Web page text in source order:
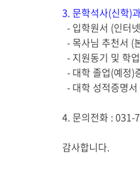
3. 문학석사(신학)
- 입학원서 (인터
- 목사님 추천서 (
- 지원동기 및 학
- 대학 졸업(예정)
- 대학 성적증명서
4. 문의전화 : 031-
감사합니다.